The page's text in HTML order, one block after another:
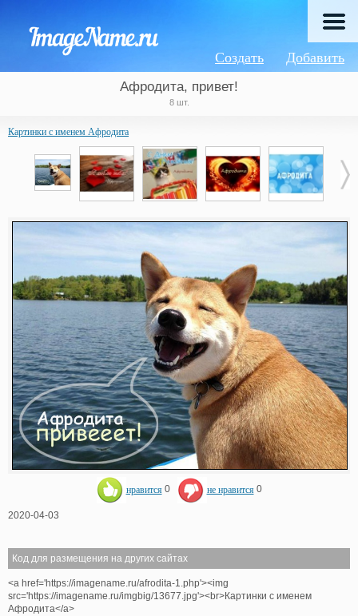
Добавить
Создать
Афродита, привет!
8 шт.
Картинки с именем Афродита
нравится 0 не нравится 0
2020-04-03
Код для размещения на других сайтах
<a href='https://imagename.ru/afrodita-1.php'><img
src='https://imagename.ru/imgbig/13677.jpg'><br>Картинки с именем
Афродита</a>